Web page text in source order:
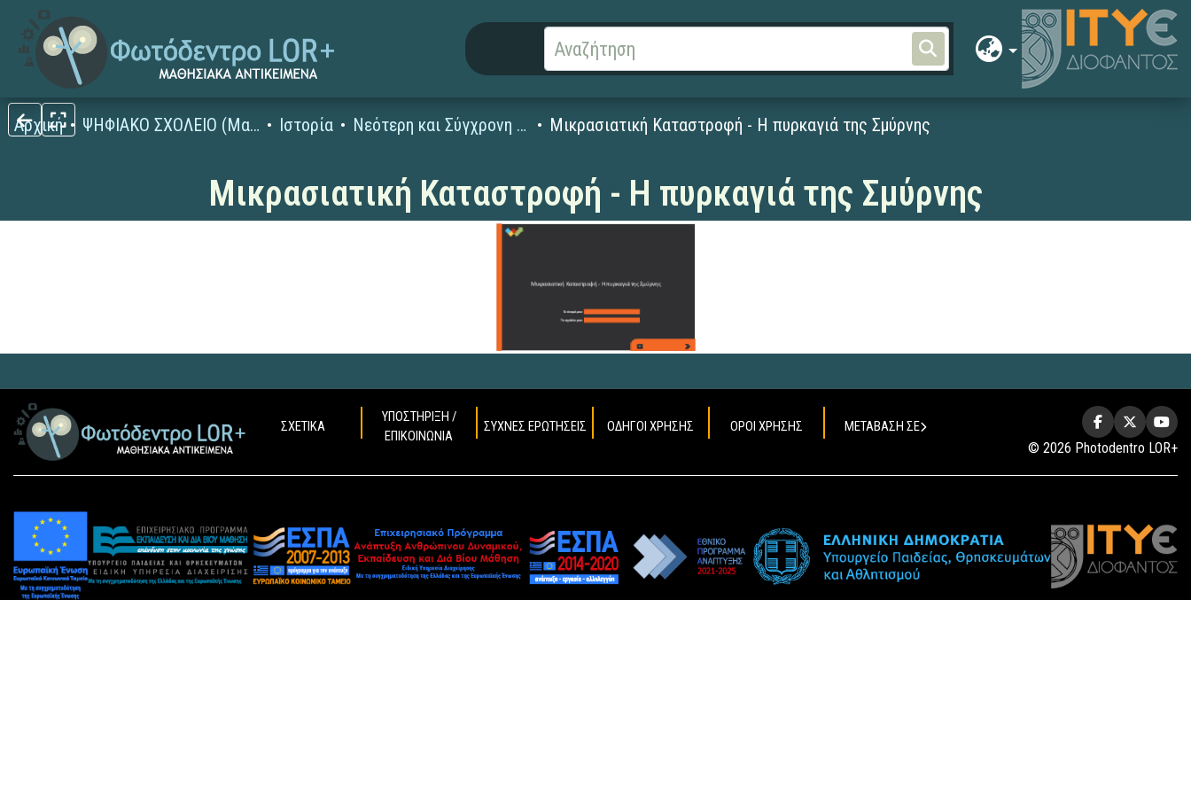
Αρχική ΨΗΦΙΑΚΟ ΣΧΟΛΕΙΟ (Μαθησιακά Αντικείμενα) Ιστορία Νεότερη και Σύγχρονη Ιστορία (19ος-20ός αι.) Μικρασιατική Καταστροφή - Η πυρκαγιά της Σμύρνης
Μικρασιατική Καταστροφή - Η πυρκαγιά της Σμύρνης
ΣΧΕΤΙΚΑ
ΥΠΟΣΤΗΡΙΞΗ /
ΕΠΙΚΟΙΝΩΝΙΑ
ΣΥΧΝΕΣ ΕΡΩΤΗΣΕΙΣ ΟΔΗΓΟΙ ΧΡΗΣΗΣ ΟΡΟΙ ΧΡΗΣΗΣ ΜΕΤΑΒΑΣΗ ΣΕ
© 2026 Photodentro LOR+